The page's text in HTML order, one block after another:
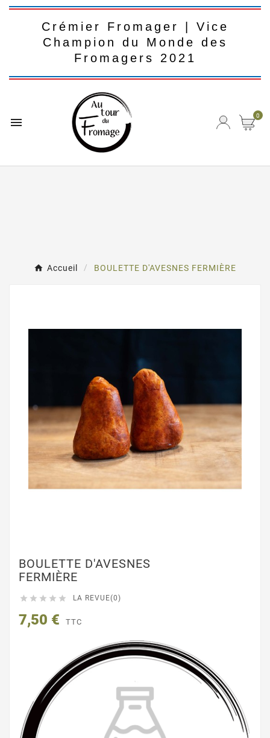
Crémier Fromager | Vice
Champion du Monde des
Fromagers 2021
 0
Accueil BOULETTE D'AVESNES FERMIÈRE
BOULETTE D'AVESNES
FERMIÈRE
     LA REVUE(0)
7,50 € TTC